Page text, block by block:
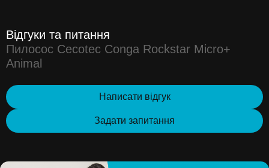
Відгуки та питання
Пилосос Cecotec Conga Rockstar Micro+
Animal
Написати відгук
Задати запитання